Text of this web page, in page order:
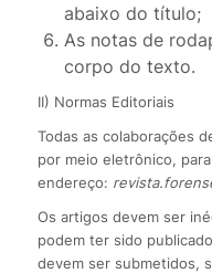
abaixo do título;
As notas de
corpo do texto.
II) Normas Editoriais
Todas as colaborações
por meio eletrônico,
endereço:
Os artigos devem ser
podem ter sido
devem ser submetidos,